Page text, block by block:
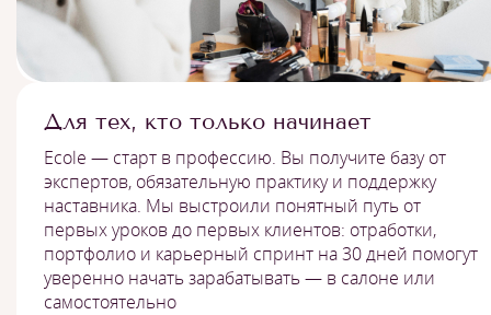
Для тех, кто только начинает
Ecole — старт в профессию. Вы получите базу от
экспертов, обязательную практику и поддержку
наставника. Мы выстроили понятный путь от
первых уроков до первых клиентов: отработки,
портфолио и карьерный спринт на 30 дней помогут
уверенно начать зарабатывать — в салоне или
самостоятельно